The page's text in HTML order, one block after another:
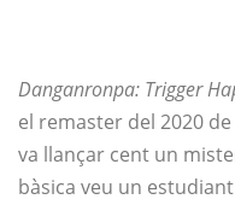
Danganronpa: Trigger
el remaster del 2020
va llançar cent un
bàsica veu un